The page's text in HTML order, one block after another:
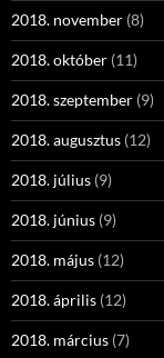
2018. november (8)
2018. október (11)
2018. szeptember (9)
2018. augusztus (12)
2018. július (9)
2018. június (9)
2018. május (12)
2018. április (12)
2018. március (7)